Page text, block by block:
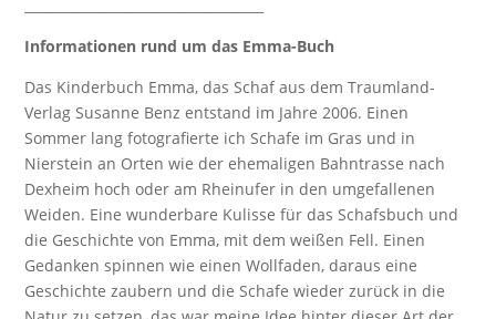
Informationen rund um das Emma-Buch
Das Kinderbuch Emma, das Schaf aus dem Traumland-
Verlag Susanne Benz entstand im Jahre 2006. Einen
Sommer lang fotografierte ich Schafe im Gras und in
Nierstein an Orten wie der ehemaligen Bahntrasse nach
Dexheim hoch oder am Rheinufer in den umgefallenen
Weiden. Eine wunderbare Kulisse für das Schafsbuch und
die Geschichte von Emma, mit dem weißen Fell. Einen
Gedanken spinnen wie einen Wollfaden, daraus eine
Geschichte zaubern und die Schafe wieder zurück in die